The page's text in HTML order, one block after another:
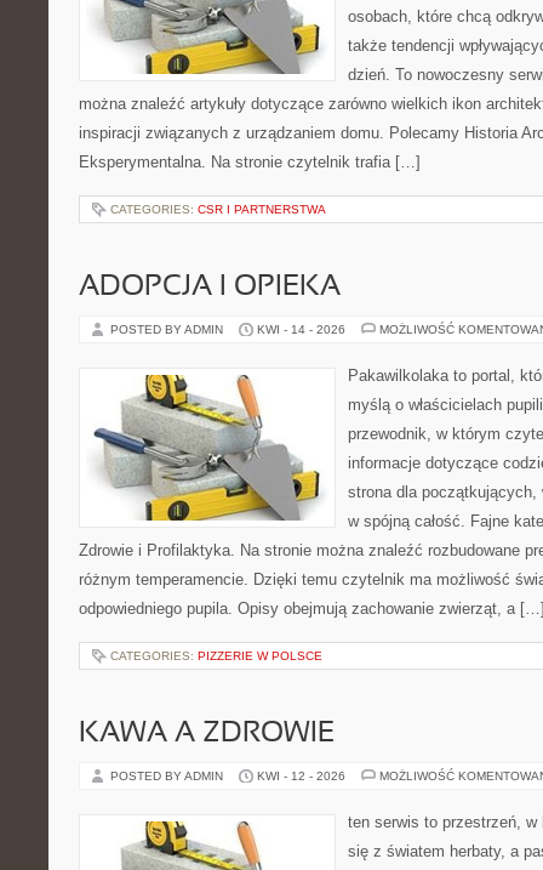
osobach, które chcą
także tendencji
dzień. To nowoczesny
można znaleźć artykuły dotyczące zarówno wielkich ikon
inspiracji związanych z urządzaniem domu. Polecamy Historia
Eksperymentalna. Na stronie czytelnik trafia […]
CATEGORIES: CSR I PARTNERSTWA
ADOPCJA I OPIEKA
POSTED BY ADMIN KWI - 14 - 2026 MOŻLIWOŚĆ
Pakawilkolaka to portal,
myślą o właścicielach
przewodnik, w którym
informacje dotyczące
strona dla początkujących,
w spójną całość. Fajne
Zdrowie i Profilaktyka. Na stronie można znaleźć rozbudowane
różnym temperamencie. Dzięki temu czytelnik ma możliwość
odpowiedniego pupila. Opisy obejmują zachowanie zwierząt, a
CATEGORIES: PIZZERIE W POLSCE
KAWA A ZDROWIE
POSTED BY ADMIN KWI - 12 - 2026 MOŻLIWOŚĆ
ten serwis to przestrzeń,
się z światem herbaty, a